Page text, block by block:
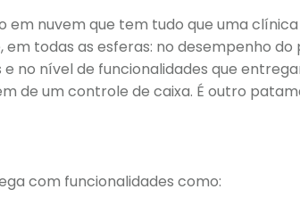
em nuvem que tem tudo que uma
todas as esferas: no desempenho
no nível de funcionalidades que
de um controle de caixa. É outro
com funcionalidades como: